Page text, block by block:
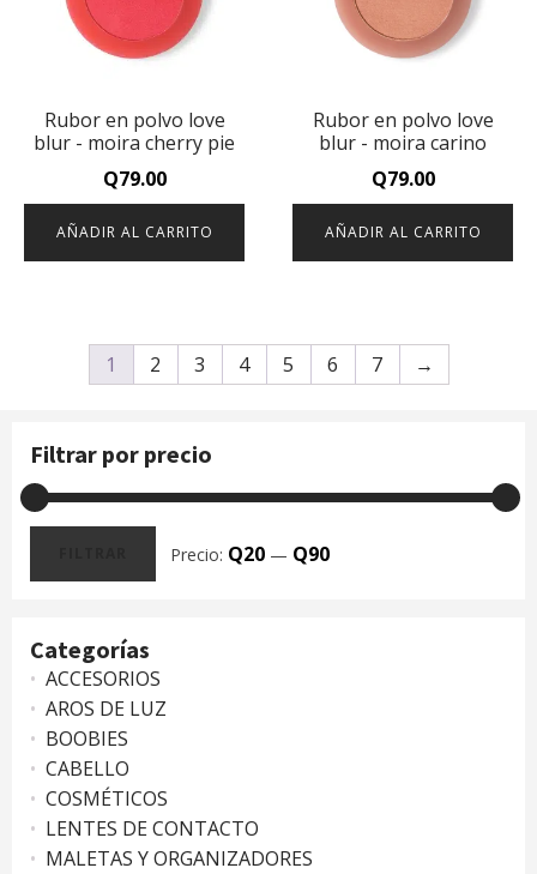
Filtrar por precio
Precio
Precio
Precio: Q20 — Q90
Categorías
ACCESORIOS
AROS DE LUZ
BOOBIES
CABELLO
COSMÉTICOS
LENTES DE CONTACTO
MALETAS Y ORGANIZADORES
Rubor en polvo love
blur - moira cherry pie
Q79.00
AÑADIR AL CARRITO
Rubor en polvo love
blur - moira carino
Q79.00
AÑADIR AL CARRITO
1 2 3 4 5 6 7 →